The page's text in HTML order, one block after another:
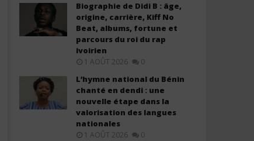
Davido ft. Llona – My Light (Lyrics
& Traduction)
Davido – Guide (Lyrics &
Traduction)
Biographie de Didi B : âge,
origine, carrière, Kiff No
Beat, albums, fortune et
parcours du roi du rap
ivoirien
1 AOÛT 2026 0
L’hymne national du Bénin
chanté en dendi : une
nouvelle étape dans la
valorisation des langues
nationales
1 AOÛT 2026 0